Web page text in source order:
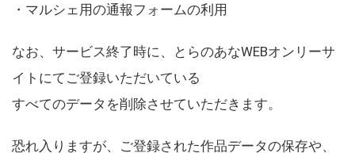
・マルシェ用の通報フォームの利用
なお、サービス終了時に、とらのあなWEBオンリーサ
イトにてご登録いただいている
すべてのデータを削除させていただきます。
恐れ入りますが、ご登録された作品データの保存や、